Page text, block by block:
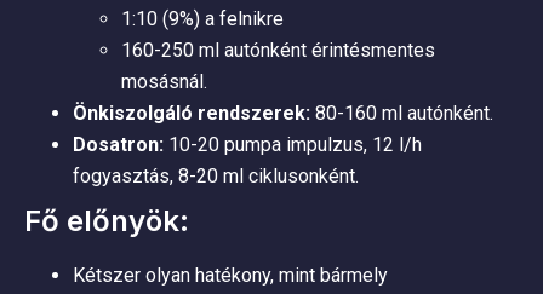
1:10 (9%) a felnikre
160-250 ml autónként érintésmentes
mosásnál.
Önkiszolgáló rendszerek: 80-160 ml autónként.
Dosatron: 10-20 pumpa impulzus, 12 l/h
fogyasztás, 8-20 ml ciklusonként.
Fő előnyök:
Kétszer olyan hatékony, mint bármely